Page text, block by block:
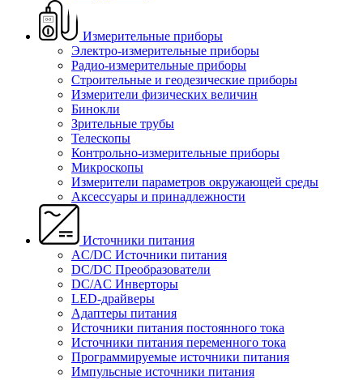
Измерительные приборы
Электро-измерительные приборы
Радио-измерительные приборы
Строительные и геодезические приборы
Измерители физических величин
Бинокли
Зрительные трубы
Телескопы
Контрольно-измерительные приборы
Микроскопы
Измерители параметров окружающей среды
Аксессуары и принадлежности
Источники питания
AC/DC Источники питания
DC/DC Преобразователи
DC/AC Инверторы
LED-драйверы
Адаптеры питания
Источники питания постоянного тока
Источники питания переменного тока
Программируемые источники питания
Импульсные источники питания